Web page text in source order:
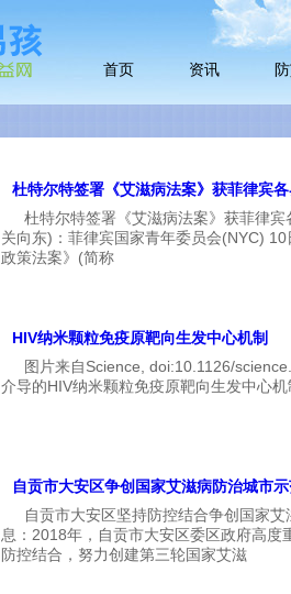
首页 资讯
杜特尔特签署《艾滋病法案》获菲律宾
杜特尔特签署《艾滋病法案》获菲
关向东)：菲律宾国家青年委员会(NYC)
政策法案》(简称
HIV纳米颗粒免疫原靶向生发中心机制
图片来自Science, doi:10.1126/
介导的HIV纳米颗粒免疫原靶向生发中
自贡市大安区争创国家艾滋病防治城市
自贡市大安区坚持防控结合争创国
息：2018年，自贡市大安区委区政府高
防控结合，努力创建第三轮国家艾滋